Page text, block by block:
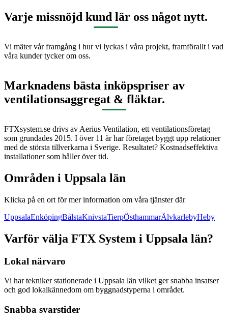
Varje missnöjd kund lär oss något nytt.
Vi mäter vår framgång i hur vi lyckas i våra projekt, framförallt i vad
våra kunder tycker om oss.
Marknadens bästa inköpspriser av
ventilationsaggregat & fläktar.
FTXsystem.se drivs av Aerius Ventilation, ett ventilationsföretag
som grundades 2015. I över 11 år har företaget byggt upp relationer
med de största tillverkarna i Sverige. Resultatet? Kostnadseffektiva
installationer som håller över tid.
Områden i Uppsala län
Klicka på en ort för mer information om våra tjänster där
UppsalaEnköpingBålstaKnivstaTierpÖsthammarÄlvkarlebyHeby
Varför välja FTX System i Uppsala län?
Lokal närvaro
Vi har tekniker stationerade i Uppsala län vilket ger snabba insatser
och god lokalkännedom om byggnadstyperna i området.
Snabba svarstider